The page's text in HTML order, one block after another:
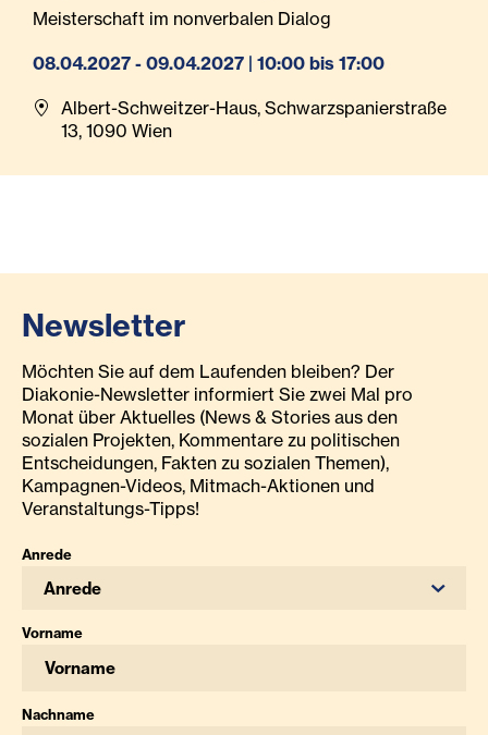
Meisterschaft im nonverbalen Dialog
08.04.2027 - 09.04.2027 | 10:00 bis 17:00
Albert-Schweitzer-Haus, Schwarzspanierstraße
13, 1090 Wien
Newsletter
Möchten Sie auf dem Laufenden bleiben? Der
Diakonie-Newsletter informiert Sie zwei Mal pro
Monat über Aktuelles (News & Stories aus den
sozialen Projekten, Kommentare zu politischen
Entscheidungen, Fakten zu sozialen Themen),
Kampagnen-Videos, Mitmach-Aktionen und
Veranstaltungs-Tipps!
Anrede
Anrede
Vorname
Nachname